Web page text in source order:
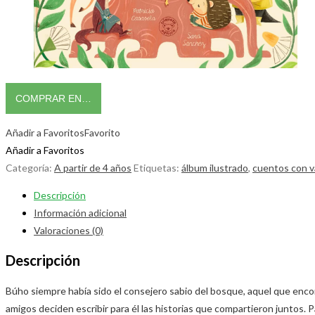
COMPRAR EN…
Añadir a FavoritosFavorito
Añadir a Favoritos
Categoría: A partir de 4 años Etiquetas: álbum ilustrado, cuentos con
Descripción
Información adicional
Valoraciones (0)
Descripción
Búho siempre había sido el consejero sabio del bosque, aquel que
amigos deciden escribir para él las historias que compartieron juntos.